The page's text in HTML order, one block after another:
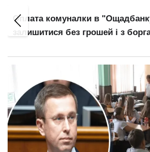
Оплата комуналки в
залишитися без грошей і з